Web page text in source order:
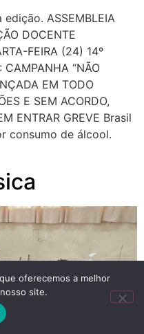
ASSEMBLEIA
DOCENTE
FEIRA (24) 14º
CAMPANHA “NÃO
EM TODO
E SEM ACORDO,
ENTRAR GREVE Brasil
consumo de álcool.
oferecemos a melhor
site.